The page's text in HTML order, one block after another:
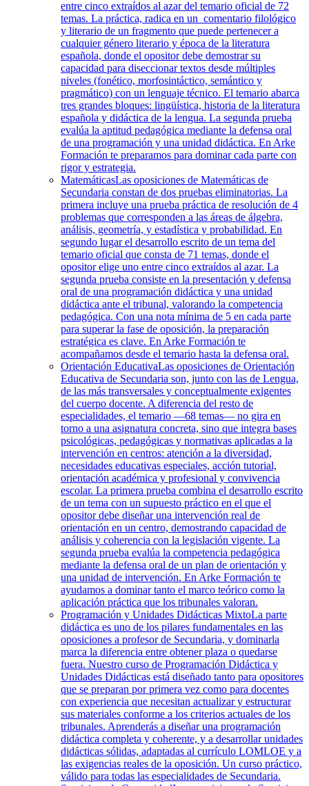
entre cinco extraídos al azar del temario oficial de 72
temas. La práctica, radica en un comentario filológico
y literario de un fragmento que puede pertenecer a
cualquier género literario y época de la literatura
española, donde el opositor debe demostrar su
capacidad para diseccionar textos desde múltiples
niveles (fonético, morfosintáctico, semántico y
pragmático) con un lenguaje técnico. El temario abarca
tres grandes bloques: lingüística, historia de la literatura
española y didáctica de la lengua. La segunda prueba
evalúa la aptitud pedagógica mediante la defensa oral
de una programación y una unidad didáctica. En Arke
Formación te preparamos para dominar cada parte con
rigor y estrategia.
MatemáticasLas oposiciones de Matemáticas de
Secundaria constan de dos pruebas eliminatorias. La
primera incluye una prueba práctica de resolución de 4
problemas que corresponden a las áreas de álgebra,
análisis, geometría, y estadística y probabilidad. En
segundo lugar el desarrollo escrito de un tema del
temario oficial que consta de 71 temas, donde el
opositor elige uno entre cinco extraídos al azar. La
segunda prueba consiste en la presentación y defensa
oral de una programación didáctica y una unidad
didáctica ante el tribunal, valorando la competencia
pedagógica. Con una nota mínima de 5 en cada parte
para superar la fase de oposición, la preparación
estratégica es clave. En Arke Formación te
acompañamos desde el temario hasta la defensa oral.
Orientación EducativaLas oposiciones de Orientación
Educativa de Secundaria son, junto con las de Lengua,
de las más transversales y conceptualmente exigentes
del cuerpo docente. A diferencia del resto de
especialidades, el temario —68 temas— no gira en
torno a una asignatura concreta, sino que integra bases
psicológicas, pedagógicas y normativas aplicadas a la
intervención en centros: atención a la diversidad,
necesidades educativas especiales, acción tutorial,
orientación académica y profesional y convivencia
escolar. La primera prueba combina el desarrollo escrito
de un tema con un supuesto práctico en el que el
opositor debe diseñar una intervención real de
orientación en un centro, demostrando capacidad de
análisis y coherencia con la legislación vigente. La
segunda prueba evalúa la competencia pedagógica
mediante la defensa oral de un plan de orientación y
una unidad de intervención. En Arke Formación te
ayudamos a dominar tanto el marco teórico como la
aplicación práctica que los tribunales valoran.
Programación y Unidades Didácticas MixtoLa parte
didáctica es uno de los pilares fundamentales en las
oposiciones a profesor de Secundaria, y dominarla
marca la diferencia entre obtener plaza o quedarse
fuera. Nuestro curso de Programación Didáctica y
Unidades Didácticas está diseñado tanto para opositores
que se preparan por primera vez como para docentes
con experiencia que necesitan actualizar y estructurar
sus materiales conforme a los criterios actuales de los
tribunales. Aprenderás a diseñar una programación
didáctica completa y coherente, y a desarrollar unidades
didácticas sólidas, adaptadas al currículo LOMLOE y a
las exigencias reales de la oposición. Un curso práctico,
válido para todas las especialidades de Secundaria.